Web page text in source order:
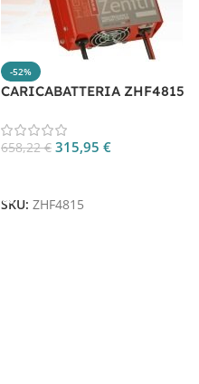
-52%
CARICABATTERIA ZHF4815
658,22€ 315,95 €
SKU: ZHF4815